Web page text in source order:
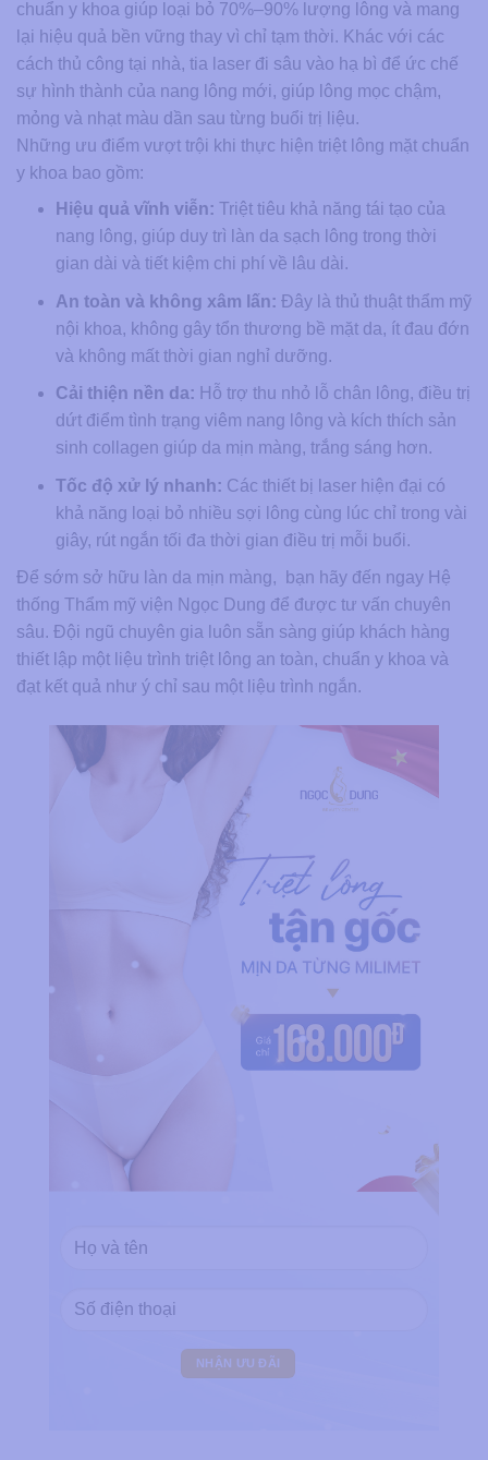
chuẩn y khoa giúp loại bỏ 70%–90% lượng lông và mang
lại hiệu quả bền vững thay vì chỉ tạm thời. Khác với các
cách thủ công tại nhà, tia laser đi sâu vào hạ bì để ức chế
sự hình thành của nang lông mới, giúp lông mọc chậm,
mỏng và nhạt màu dần sau từng buổi trị liệu.
Những ưu điểm vượt trội khi thực hiện triệt lông mặt chuẩn
y khoa bao gồm:
Hiệu quả vĩnh viễn: Triệt tiêu khả năng tái tạo của
nang lông, giúp duy trì làn da sạch lông trong thời
gian dài và tiết kiệm chi phí về lâu dài.
An toàn và không xâm lấn: Đây là thủ thuật thẩm mỹ
nội khoa, không gây tổn thương bề mặt da, ít đau đớn
và không mất thời gian nghỉ dưỡng.
Cải thiện nền da: Hỗ trợ thu nhỏ lỗ chân lông, điều trị
dứt điểm tình trạng viêm nang lông và kích thích sản
sinh collagen giúp da mịn màng, trắng sáng hơn.
Tốc độ xử lý nhanh: Các thiết bị laser hiện đại có
khả năng loại bỏ nhiều sợi lông cùng lúc chỉ trong vài
giây, rút ngắn tối đa thời gian điều trị mỗi buổi.
Để sớm sở hữu làn da mịn màng, bạn hãy đến ngay Hệ
thống Thẩm mỹ viện Ngọc Dung để được tư vấn chuyên
sâu. Đội ngũ chuyên gia luôn sẵn sàng giúp khách hàng
thiết lập một liệu trình triệt lông an toàn, chuẩn y khoa và
đạt kết quả như ý chỉ sau một liệu trình ngắn.